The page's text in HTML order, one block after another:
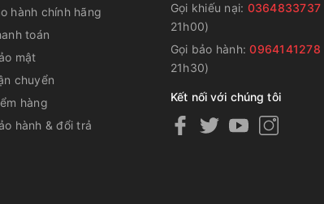
hành chính hãng
toán
mật
chuyển
hàng
hành & đổi trả
Gọi khiếu nại: 0364833737
21h00)
Gọi bảo hành:0964141278
21h30)
Kết nối với chúng tôi